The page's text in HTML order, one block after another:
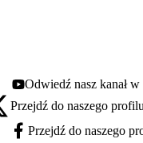
Youtube - otwiera się w nowej
Odwiedź nasz kanał
się w nowej karcie
Przejdź do naszego
Facebook - otwiera się w nowej
Przejdź do naszego